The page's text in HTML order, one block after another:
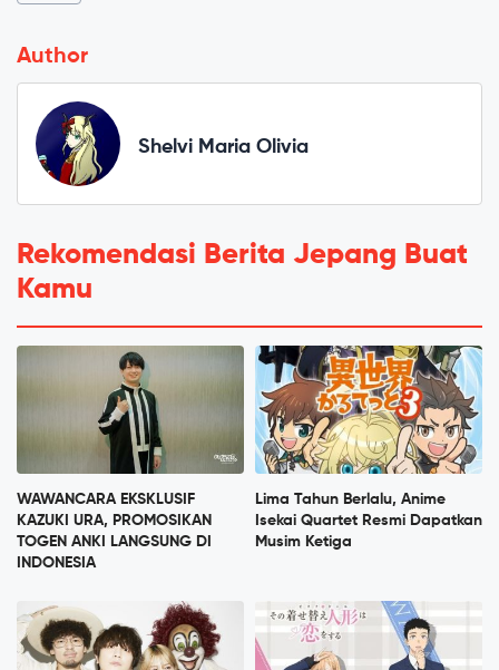
Author
Shelvi Maria Olivia
Rekomendasi Berita Jepang Buat
Kamu
WAWANCARA EKSKLUSIF
KAZUKI URA, PROMOSIKAN
TOGEN ANKI LANGSUNG DI
INDONESIA
Lima Tahun Berlalu, Anime
Isekai Quartet Resmi Dapatkan
Musim Ketiga